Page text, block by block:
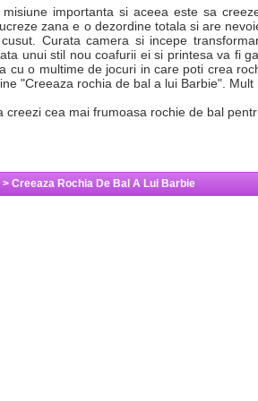
importanta si aceea este sa
zana e o dezordine totala si are
Curata camera si incepe
unui stil nou coafurii ei si printesa va fi
cu o multime de jocuri in care poti crea
"Creeaza rochia de bal a lui Barbie". Mult
cea mai frumoasa rochie de bal
> Creeaza Rochia De Bal A Lui Barbie